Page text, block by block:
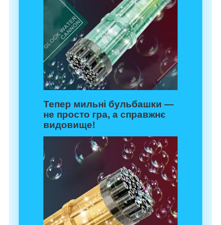
Тепер мильні бульбашки —
не просто гра, а справжнє
видовище!